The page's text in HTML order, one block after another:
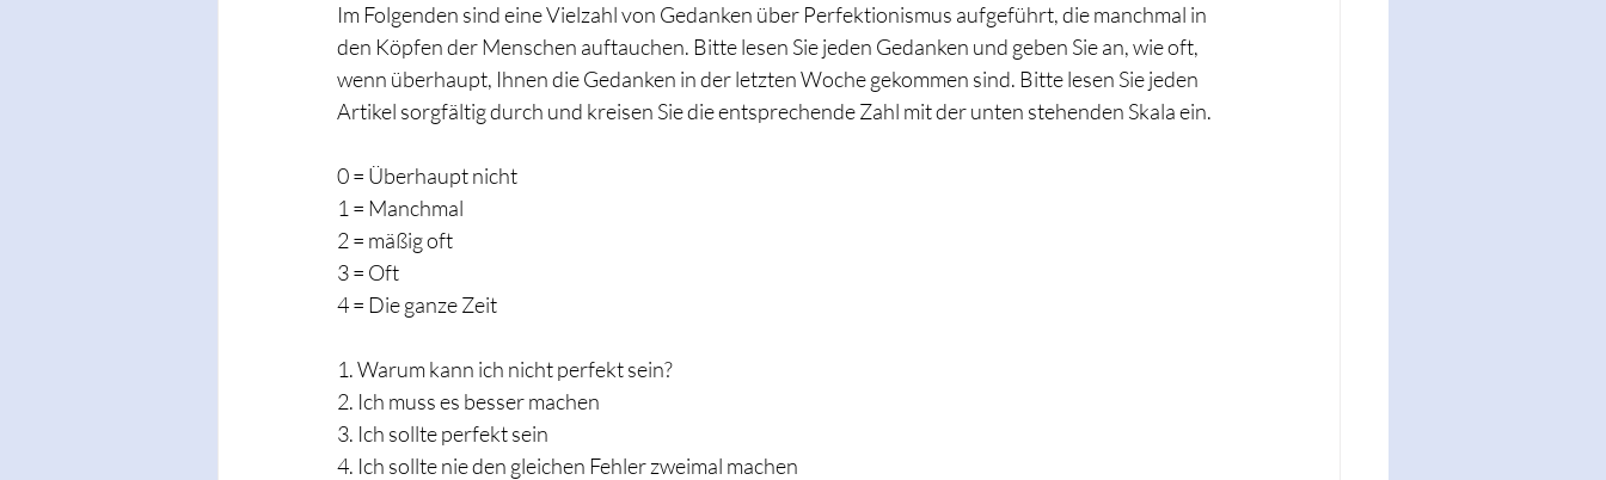
Im Folgenden sind eine Vielzahl von Gedanken über Perfektionismus aufgeführt, die manchmal in
den Köpfen der Menschen auftauchen. Bitte lesen Sie jeden Gedanken und geben Sie an, wie oft,
wenn überhaupt, Ihnen die Gedanken in der letzten Woche gekommen sind. Bitte lesen Sie jeden
Artikel sorgfältig durch und kreisen Sie die entsprechende Zahl mit der unten stehenden Skala ein.
0 = Überhaupt nicht
1 = Manchmal
2 = mäßig oft
3 = Oft
4 = Die ganze Zeit
1. Warum kann ich nicht perfekt sein?
2. Ich muss es besser machen
3. Ich sollte perfekt sein
4. Ich sollte nie den gleichen Fehler zweimal machen